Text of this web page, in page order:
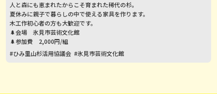
人と森にも恵まれたからこそ育まれた稀代の杉。
夏休みに親子で暮らしの中で使える家具を作ります。
木工作初心者の方も大歓迎です。
🌲会場 氷見市芸術文化館
🌲参加費 2,000円/組
#ひみ里山杉活用協議会 #氷見市芸術文化館